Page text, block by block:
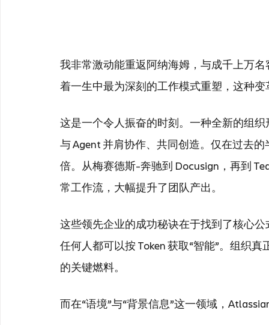
我非常激动能重返阿纳海姆，与成千上万
着一生中最为深刻的工作模式重塑，这种
这是一个令人振奋的时刻。一种全新的组
与 Agent 并肩协作、共同创造。仅在过去
倍。从梅赛德斯-奔驰到 Docusign，再到
常工作流，大幅提升了团队产出。
这些领先企业的成功秘诀在于找到了核心
任何人都可以按 Token 获取“智能”。组织
的关键燃料。
而在“语境”与“背景信息”这一领域，